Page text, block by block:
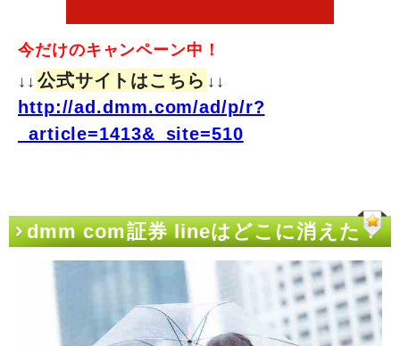
今だけのキャンペーン中！
↓↓ 公式サイトはこちら ↓↓
http://ad.dmm.com/ad/p/r?
_article=1413&_site=510
dmm com証券 lineはどこに消えた？